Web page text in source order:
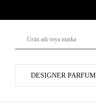
DESIGNER PARFUM